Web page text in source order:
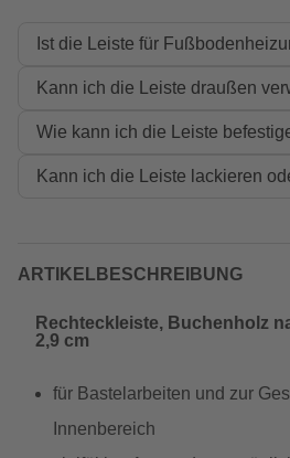
Ist die Leiste für
Kann ich die Leiste draußen
Wie kann ich die Leiste
Kann ich die Leiste lackieren
ARTIKELBESCHREIBUNG
Rechteckleiste, Buchenholz
2,9 cm
für Bastelarbeiten und zur
Innenbereich